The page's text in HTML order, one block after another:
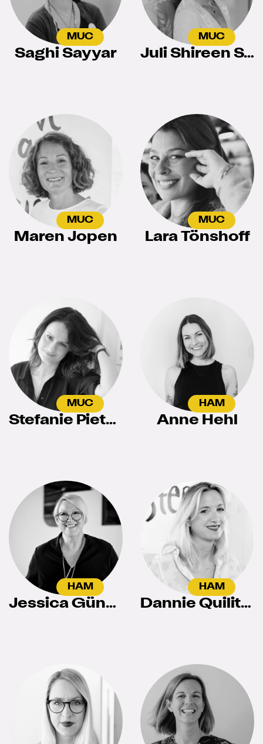
MUC
Saghi Sayyar
MUC
Juli Shireen Stengel
MUC
Maren Jopen
MUC
Lara Tönshoff
MUC
Stefanie Pietsch
HAM
Anne Hehl
HAM
Jessica Güngör
HAM
Dannie Quilitzsch